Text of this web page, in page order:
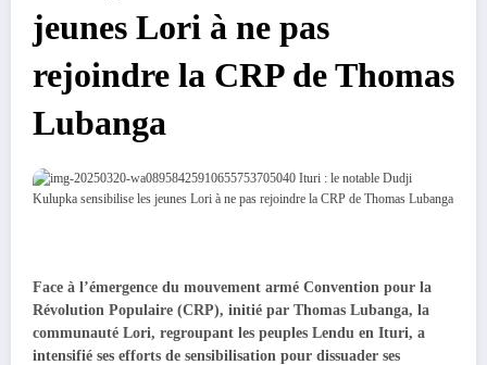
jeunes Lori à ne pas
rejoindre la CRP de Thomas
Lubanga
Face à l’émergence du mouvement armé Convention pour la
Révolution Populaire (CRP), initié par Thomas Lubanga, la
communauté Lori, regroupant les peuples Lendu en Ituri, a
intensifié ses efforts de sensibilisation pour dissuader ses